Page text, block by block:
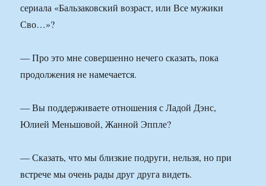
сериала «Бальзаковский возраст, или Все мужики
Сво…»?
— Про это мне совершенно нечего сказать, пока
продолжения не намечается.
— Вы поддерживаете отношения с Ладой Дэнс,
Юлией Меньшовой, Жанной Эппле?
— Сказать, что мы близкие подруги, нельзя, но при
встрече мы очень рады друг друга видеть.